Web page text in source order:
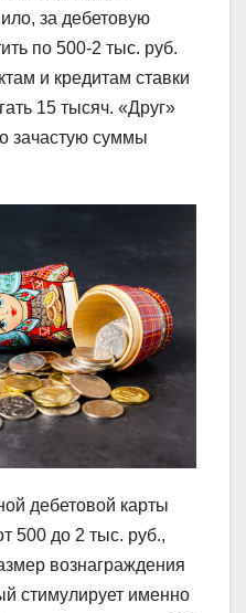
за дебетовую
по 500-2 тыс. руб.
и кредитам ставки
15 тысяч. «Друг»
зачастую суммы
дебетовой карты
500 до 2 тыс. руб.,
вознаграждения
стимулирует именно